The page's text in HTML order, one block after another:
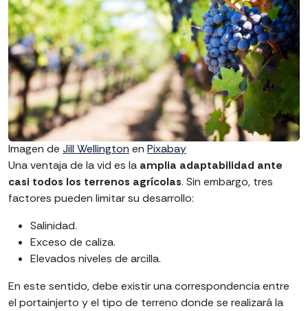
Imagen de Jill Wellington en Pixabay
Una ventaja de la vid es la amplia adaptabilidad ante
casi todos los terrenos agrícolas. Sin embargo, tres
factores pueden limitar su desarrollo:
Salinidad.
Exceso de caliza.
Elevados niveles de arcilla.
En este sentido, debe existir una correspondencia entre
el portainjerto y el tipo de terreno donde se realizará la